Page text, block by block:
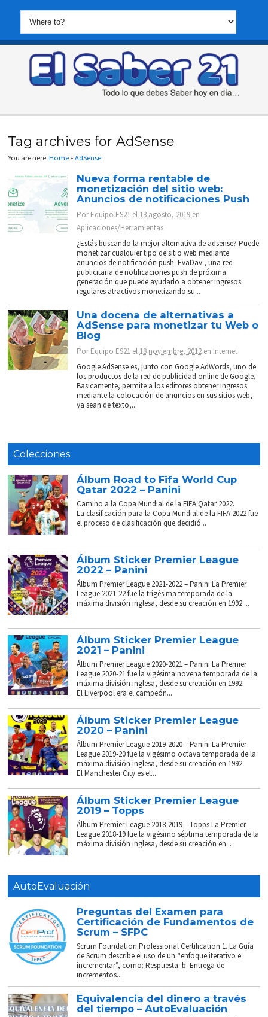
Tag archives for AdSense
You are here:Home »AdSense
Nueva forma rentable de
monetización del sitio web:
Anuncios de notificaciones Push
PorEquipo ES21 el 13 agosto, 2019 en
Aplicaciones/Herramientas
¿Estás buscando la mejor alternativa de adsense? Puede
monetizar cualquier tipo de sitio web mediante
anuncios de notificación push. EvaDav , una red
publicitaria de notificaciones push de próxima
generación que puede ayudarlo a obtener ingresos
regulares atractivos monetizando su...
Una docena de alternativas a
AdSense para monetizar tu Web o
Blog
PorEquipo ES21 el 18 noviembre, 2012 en Internet
Google AdSense es, junto con Google AdWords, uno de
los productos de la red de publicidad online de Google.
Basicamente, permite a los editores obtener ingresos
mediante la colocación de anuncios en sus sitios web,
ya sean de texto,...
Colecciones
Álbum Road to Fifa World Cup
Qatar 2022 – Panini
Camino a la Copa Mundial de la FIFA Qatar 2022.
La clasificación para la Copa Mundial de la FIFA 2022 fue
el proceso de clasificación que decidió...
Álbum Sticker Premier League
2022 – Panini
Álbum Premier League 2021-2022 – Panini La Premier
League 2021-22 fue la trigésima temporada de la
máxima división inglesa, desde su creación en 1992....
Álbum Sticker Premier League
2021 – Panini
Álbum Premier League 2020-2021 – Panini La Premier
League 2020-21 fue la vigésima novena temporada de la
máxima división inglesa, desde su creación en 1992.
El Liverpool era el campeón...
Álbum Sticker Premier League
2020 – Panini
Álbum Premier League 2019-2020 – Panini La Premier
League 2019-20 fue la vigésimo octava temporada de la
máxima división inglesa, desde su creación en 1992.
El Manchester City es el...
Álbum Sticker Premier League
2019 – Topps
Álbum Premier League 2018-2019 – Topps La Premier
League 2018-19 fue la vigésimo séptima temporada de la
máxima división inglesa, desde su creación en...
AutoEvaluación
Preguntas del Examen para
Certificación de Fundamentos de
Scrum – SFPC
Scrum Foundation Professional Certification 1. La Guía
de Scrum describe el uso de un “enfoque iterativo e
incrementar”, como: Respuesta: b. Entrega de
incrementos...
Equivalencia del dinero a través
del tiempo – AutoEvaluación